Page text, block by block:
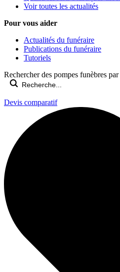
Voir toutes les actualités
Pour vous aider
Actualités du funéraire
Publications du funéraire
Tutoriels
Rechercher des pompes funèbres
Devis comparatif